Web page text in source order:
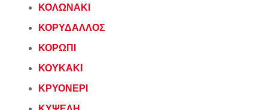
ΚΟΛΩΝΑΚΙ
ΚΟΡΥΔΑΛΛΟΣ
ΚΟΡΩΠΙ
ΚΟΥΚΑΚΙ
ΚΡΥΟΝΕΡΙ